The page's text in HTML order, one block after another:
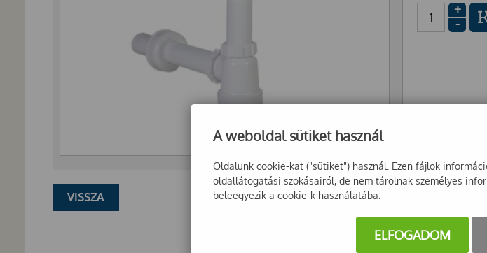
+
-
VISSZA
A weboldal sütiket használ
Oldalunk cookie-kat ("sütiket") használ. Ezen fájlok
oldallátogatási szokásairól, de nem tárolnak személyes
beleegyezik a cookie-k használatába.
ELFOGADOM